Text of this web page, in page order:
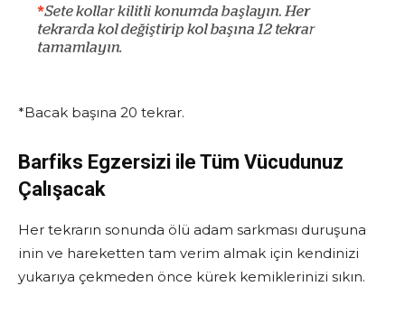
*Bacak başına 20 tekrar.
Barfiks Egzersizi ile Tüm Vücudunuz
Çalışacak
Her tekrarın sonunda ölü adam sarkması duruşuna
inin ve hareketten tam verim almak için kendinizi
yukarıya çekmeden önce kürek kemiklerinizi sıkın.